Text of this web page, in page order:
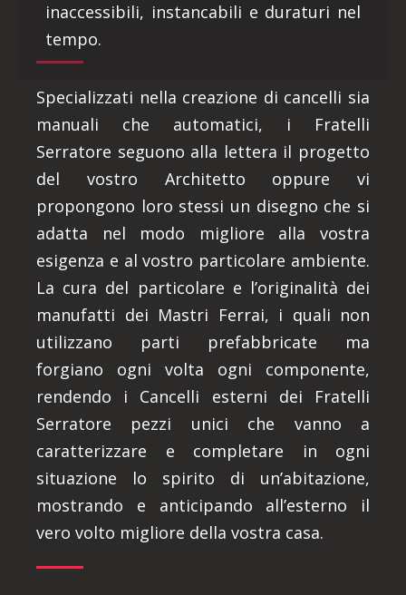
inaccessibili, instancabili e duraturi nel
tempo.
Specializzati nella creazione di cancelli sia
manuali che automatici, i Fratelli
Serratore seguono alla lettera il progetto
del vostro Architetto oppure vi
propongono loro stessi un disegno che si
adatta nel modo migliore alla vostra
esigenza e al vostro particolare ambiente.
La cura del particolare e l’originalità dei
manufatti dei Mastri Ferrai, i quali non
utilizzano parti prefabbricate ma
forgiano ogni volta ogni componente,
rendendo i Cancelli esterni dei Fratelli
Serratore pezzi unici che vanno a
caratterizzare e completare in ogni
situazione lo spirito di un’abitazione,
mostrando e anticipando all’esterno il
vero volto migliore della vostra casa.